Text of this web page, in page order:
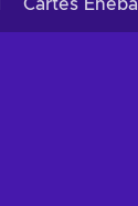
Cartes Eneba